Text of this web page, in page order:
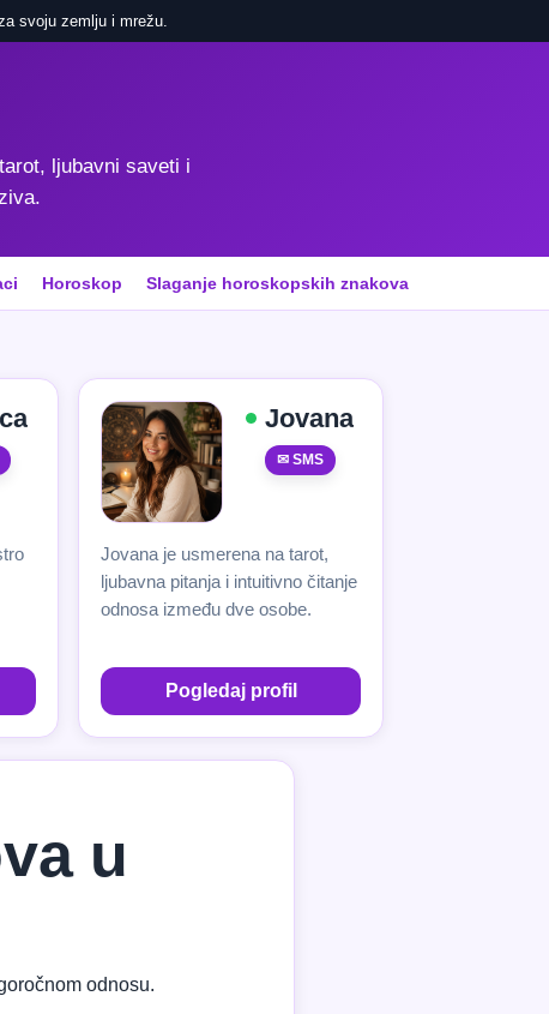
svoju zemlju i mrežu.
ljubavni saveti i
Horoskop Slaganje horoskopskih znakova
Jovana
✉ SMS
Jovana je usmerena na tarot,
ljubavna pitanja i intuitivno čitanje
odnosa između dve osobe.
Pogledaj profil
u
odnosu.